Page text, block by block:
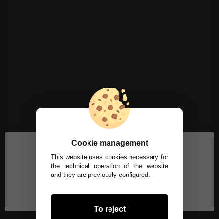
Cookie management
This website uses cookies necessary for
the technical operation of the website
and they are previously configured.
To reject